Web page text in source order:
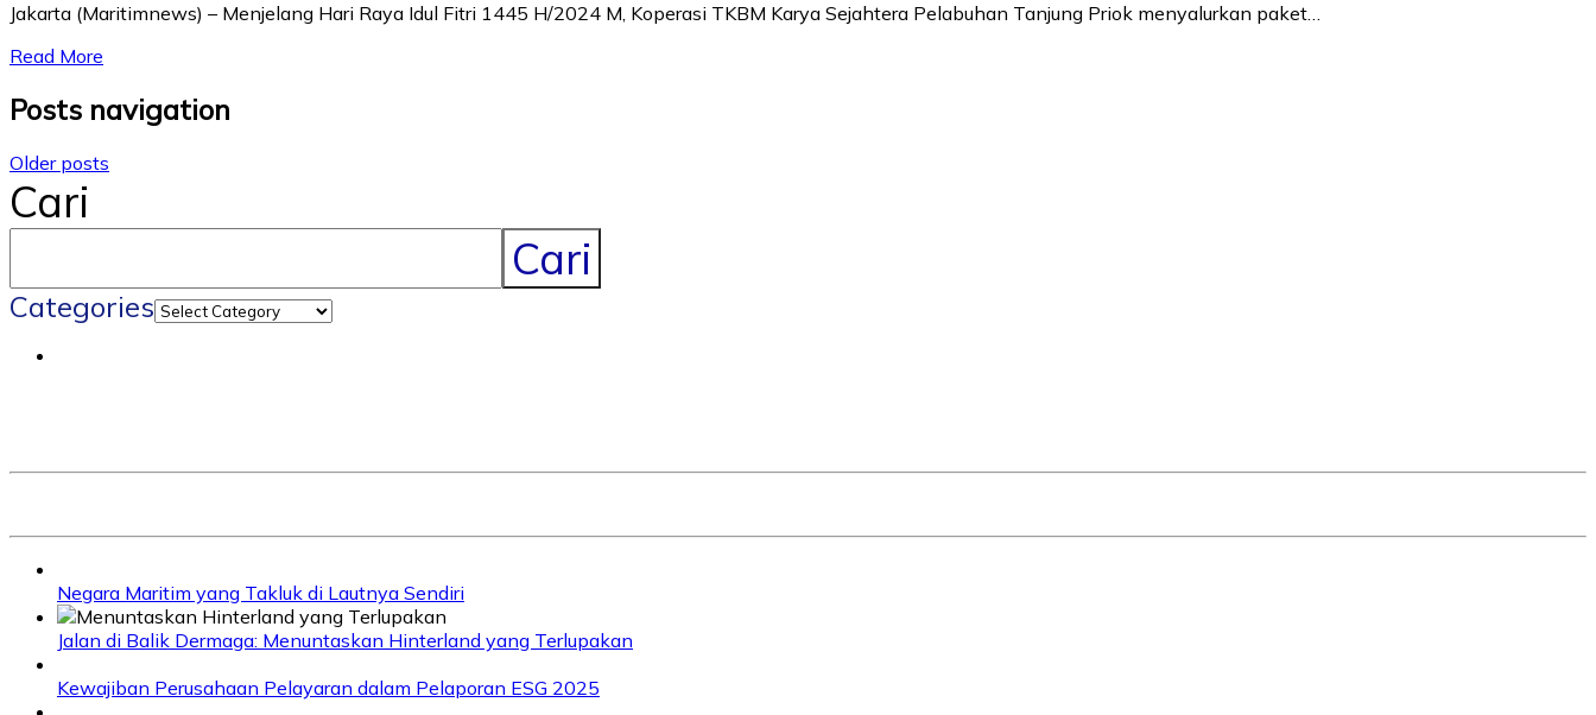
Jakarta (Maritimnews) – Menjelang Hari Raya Idul Fitri 1445 H/2024 M, Koperasi TKBM Karya Sejahtera Pelabuhan Tanjung Priok menyalurkan paket…
Read More
Posts navigation
Older posts
Cari
Cari
Categories
Negara Maritim yang Takluk di Lautnya Sendiri
Jalan di Balik Dermaga: Menuntaskan Hinterland yang Terlupakan
Kewajiban Perusahaan Pelayaran dalam Pelaporan ESG 2025